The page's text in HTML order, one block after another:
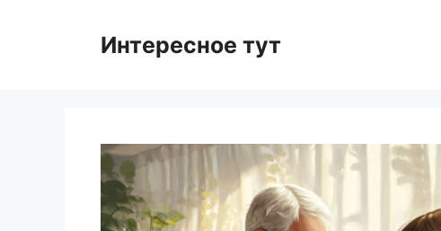
Интересное тут